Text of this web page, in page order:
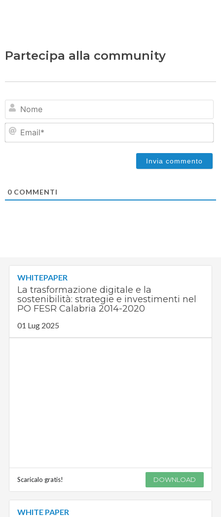
Partecipa alla community
0 COMMENTI
WHITEPAPER
La trasformazione digitale e la
sostenibilità: strategie e investimenti nel
PO FESR Calabria 2014-2020
01 Lug 2025
Scaricalo gratis! DOWNLOAD
WHITE PAPER